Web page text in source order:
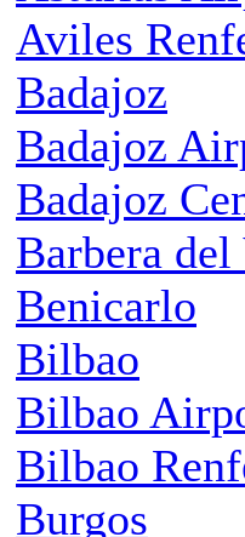
Aviles
Badajoz
Badajoz
Badajoz
Barbera del
Benicarlo
Bilbao
Bilbao
Bilbao
Burgos